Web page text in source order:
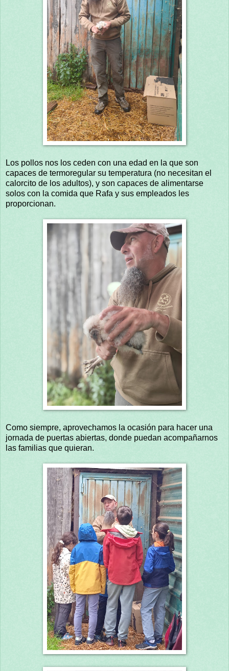
Los pollos nos los ceden con una edad en la que son
capaces de termoregular su temperatura (no necesitan el
calorcito de los adultos), y son capaces de alimentarse
solos con la comida que Rafa y sus empleados les
proporcionan.
Como siempre, aprovechamos la ocasión para hacer una
jornada de puertas abiertas, donde puedan acompañarnos
las familias que quieran.